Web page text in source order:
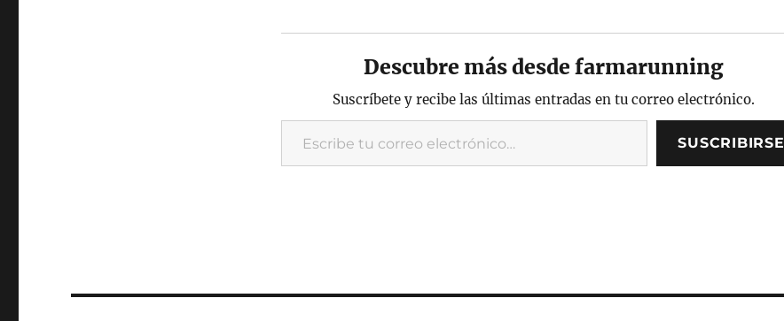
c
o
o
it
te
r
p
y
Li
n
k
ai
l
n
t
m
p
a
rt
ir
Descubre más desde farmarunning
Suscríbete y recibe las últimas entradas en tu correo electrónico.
Escribe tu correo electrónico…
SUSCRIBIRSE